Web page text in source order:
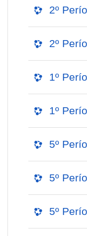
2º
2º
1º
1º
5º
5º
5º